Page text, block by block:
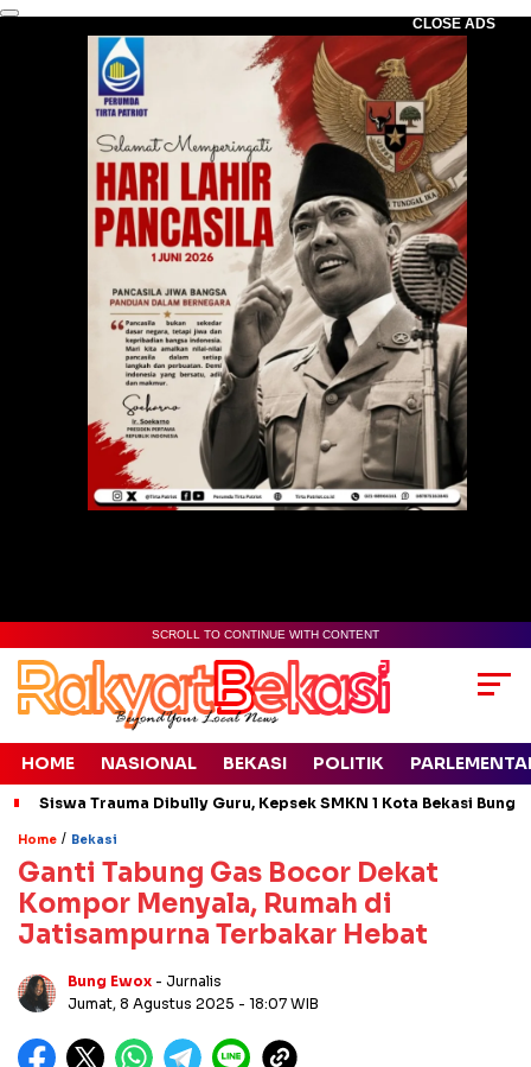
CLOSE ADS
SCROLL TO CONTINUE WITH CONTENT
HOME NASIONAL BEKASI POLITIK
Siswa Trauma Dibully Guru, Kepsek SMKN 1 Kota Bekasi
Home / Bekasi
Ganti Tabung Gas Bocor Dekat
Kompor Menyala, Rumah di
Jatisampurna Terbakar Hebat
Bung Ewox - Jurnalis
Jumat, 8 Agustus 2025 - 18:07 WIB